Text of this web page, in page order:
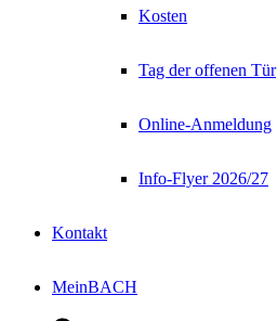
Kosten
Tag der offenen Tür
Online-Anmeldung
Info-Flyer 2026/27
Kontakt
MeinBACH